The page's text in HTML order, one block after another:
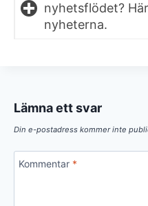
nyhetsflödet?
nyheterna.
Lämna ett svar
Din e-postadress kommer inte
Kommentar *